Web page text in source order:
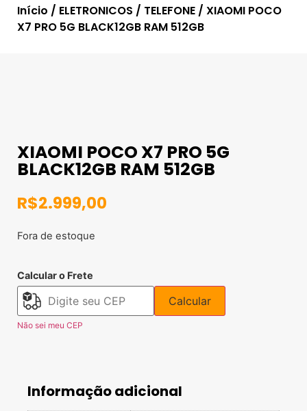
Início / ELETRONICOS / TELEFONE / XIAOMI POCO
X7 PRO 5G BLACK12GB RAM 512GB
XIAOMI POCO X7 PRO 5G
BLACK12GB RAM 512GB
R$2.999,00
Fora de estoque
Calcular o Frete
Calcular
Não sei meu CEP
Informação adicional